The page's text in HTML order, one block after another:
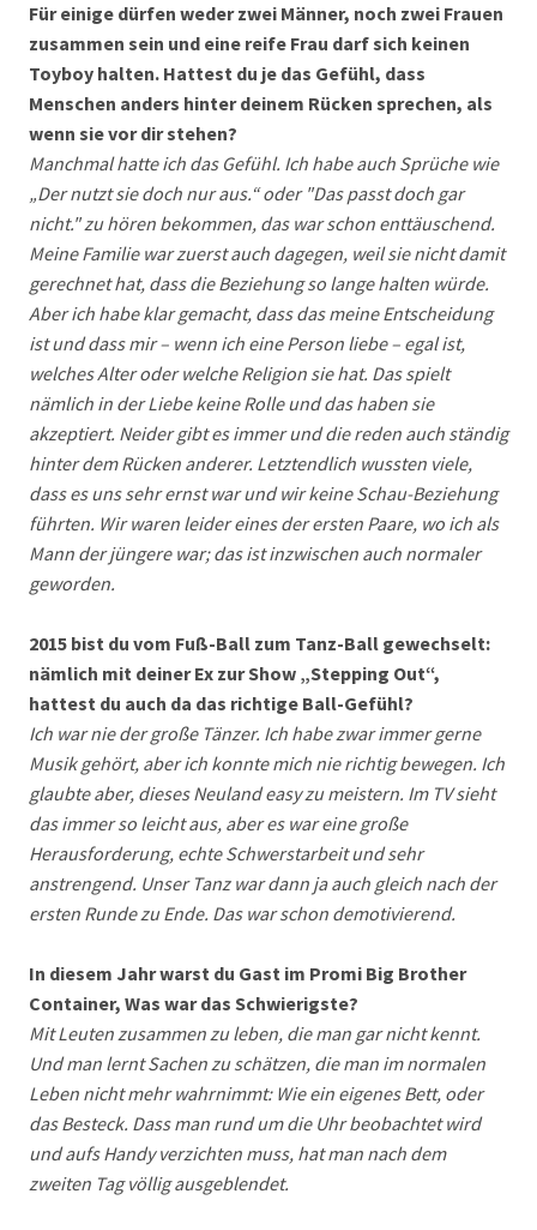
Für einige dürfen weder zwei Männer, noch zwei Frauen
zusammen sein und eine reife Frau darf sich keinen
Toyboy halten. Hattest du je das Gefühl, dass
Menschen anders hinter deinem Rücken sprechen, als
wenn sie vor dir stehen?
Manchmal hatte ich das Gefühl. Ich habe auch Sprüche wie
„Der nutzt sie doch nur aus.“ oder "Das passt doch gar
nicht." zu hören bekommen, das war schon enttäuschend.
Meine Familie war zuerst auch dagegen, weil sie nicht damit
gerechnet hat, dass die Beziehung so lange halten würde.
Aber ich habe klar gemacht, dass das meine Entscheidung
ist und dass mir – wenn ich eine Person liebe – egal ist,
welches Alter oder welche Religion sie hat. Das spielt
nämlich in der Liebe keine Rolle und das haben sie
akzeptiert. Neider gibt es immer und die reden auch ständig
hinter dem Rücken anderer. Letztendlich wussten viele,
dass es uns sehr ernst war und wir keine Schau-Beziehung
führten. Wir waren leider eines der ersten Paare, wo ich als
Mann der jüngere war; das ist inzwischen auch normaler
geworden.
2015 bist du vom Fuß-Ball zum Tanz-Ball gewechselt:
nämlich mit deiner Ex zur Show „Stepping Out“,
hattest du auch da das richtige Ball-Gefühl?
Ich war nie der große Tänzer. Ich habe zwar immer gerne
Musik gehört, aber ich konnte mich nie richtig bewegen. Ich
glaubte aber, dieses Neuland easy zu meistern. Im TV sieht
das immer so leicht aus, aber es war eine große
Herausforderung, echte Schwerstarbeit und sehr
anstrengend. Unser Tanz war dann ja auch gleich nach der
ersten Runde zu Ende. Das war schon demotivierend.
In diesem Jahr warst du Gast im Promi Big Brother
Container, Was war das Schwierigste?
Mit Leuten zusammen zu leben, die man gar nicht kennt.
Und man lernt Sachen zu schätzen, die man im normalen
Leben nicht mehr wahrnimmt: Wie ein eigenes Bett, oder
das Besteck. Dass man rund um die Uhr beobachtet wird
und aufs Handy verzichten muss, hat man nach dem
zweiten Tag völlig ausgeblendet.